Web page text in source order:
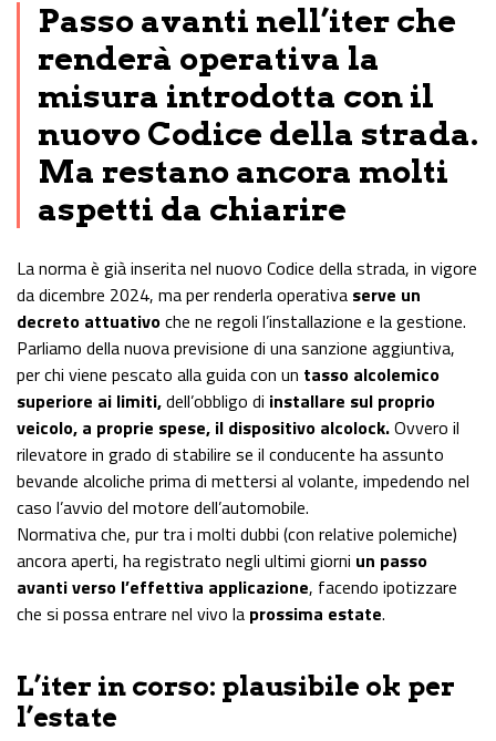
Passo avanti nell’iter che
renderà operativa la
misura introdotta con il
nuovo Codice della strada.
Ma restano ancora molti
aspetti da chiarire
La norma è già inserita nel nuovo Codice della strada, in vigore
da dicembre 2024, ma per renderla operativa serve un
decreto attuativoche ne regoli l’installazione e la gestione.
Parliamo della nuova previsione di una sanzione aggiuntiva,
per chi viene pescato alla guida con un tasso alcolemico
superiore ai limiti,dell’obbligo di installare sul proprio
veicolo, a proprie spese, il dispositivo alcolock.Ovvero il
rilevatore in grado di stabilire se il conducente ha assunto
bevande alcoliche prima di mettersi al volante, impedendo nel
caso l’avvio del motore dell’automobile.
Normativa che, pur tra i molti dubbi (con relative polemiche)
ancora aperti, ha registrato negli ultimi giorni un passo
avanti verso l’effettiva applicazione, facendo ipotizzare
che si possa entrare nel vivo la prossima estate.
L’iter in corso: plausibile ok per
l’estate